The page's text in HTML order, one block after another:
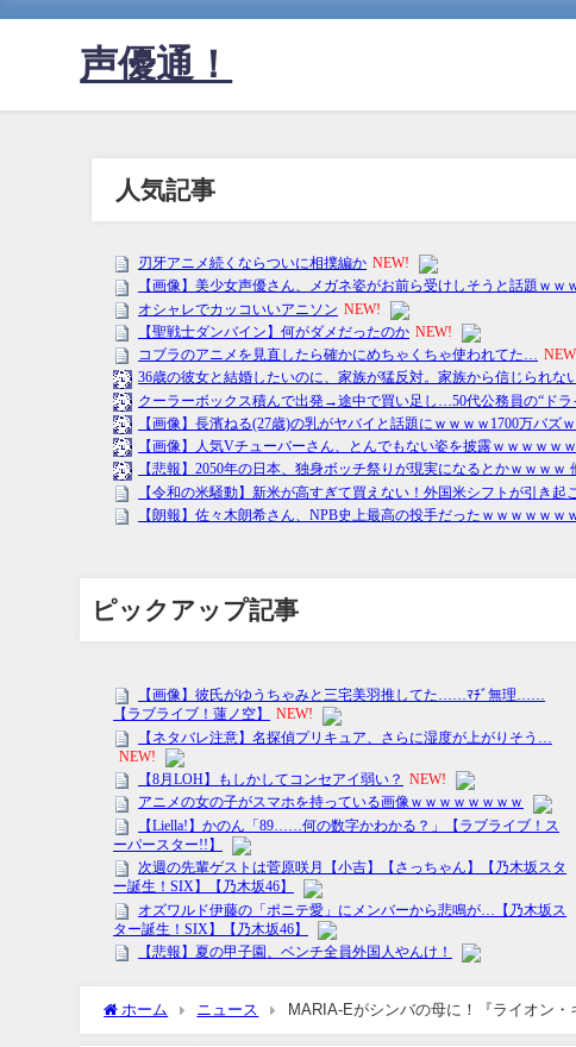
声優通！
人気記事
ピックアップ記事
ホーム ニュース MARIA-Eがシンバの母に！『ライオン